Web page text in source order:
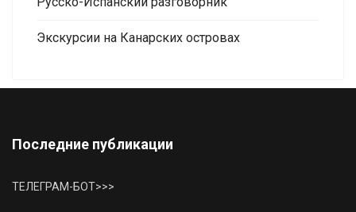
Экскурсии на Канарских островах
Последние публикации
ТЕЛЕГРАМ-БОТ>>>